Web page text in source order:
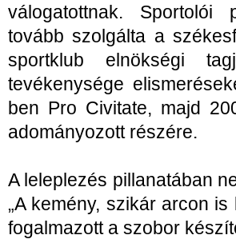
válogatottnak. Sportolói
tovább szolgálta a
sportklub elnökségi
tevékenysége
ben Pro Civitate, majd
adományozott részére.
A leleplezés pillanatában
„A kemény, szikár arcon
fogalmazott a szobor